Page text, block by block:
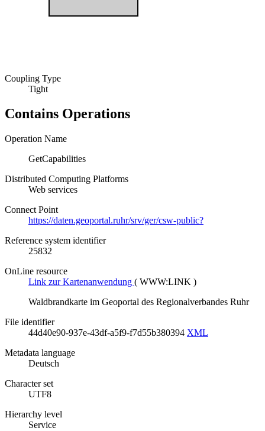
Coupling Type
Tight
Contains Operations
Operation Name
GetCapabilities
Distributed Computing Platforms
Web services
Connect Point
https://daten.geoportal.ruhr/srv/ger/csw-public?
Reference system identifier
25832
OnLine resource
Link zur Kartenanwendung ( WWW:LINK )
Waldbrandkarte im Geoportal des Regionalverbandes Ruhr
File identifier
44d40e90-937e-43df-a5f9-f7d55b380394 XML
Metadata language
Deutsch
Character set
UTF8
Hierarchy level
Service